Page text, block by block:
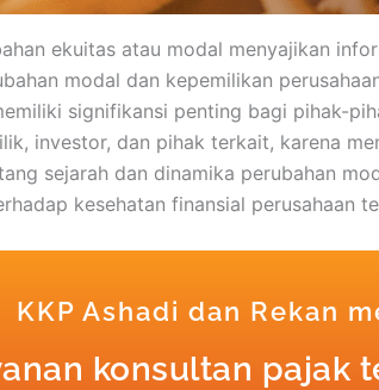
ekuitas atau modal menyajikan
modal dan kepemilikan
signifikansi penting bagi pihak-
investor, dan pihak terkait, karena
sejarah dan dinamika perubahan
kesehatan finansial perusahaan
KKP Ashadi dan Rekan
konsultan pajak